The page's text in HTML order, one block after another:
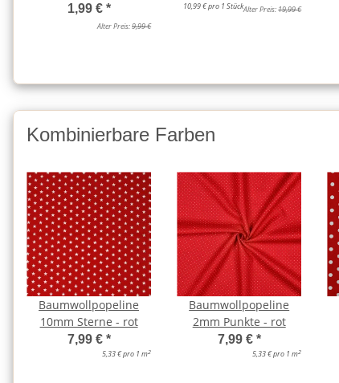
1,99 € *
Alter Preis:9,99 €
10,99 € pro 1 StückAlter Preis:19,99 €
Kombinierbare Farben
Baumwollpopeline
10mm Sterne - rot
7,99 € *
5,33 € pro 1 m2
Baumwollpopeline
2mm Punkte - rot
7,99 € *
5,33 € pro 1 m2